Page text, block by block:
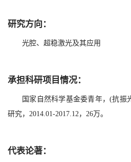
研究方向：
光腔、超稳激光及其应用
承担科研项目情况：
国家自然科学基金委青年，(抗振
研究，2014.01-2017.12，26万。
代表论著：